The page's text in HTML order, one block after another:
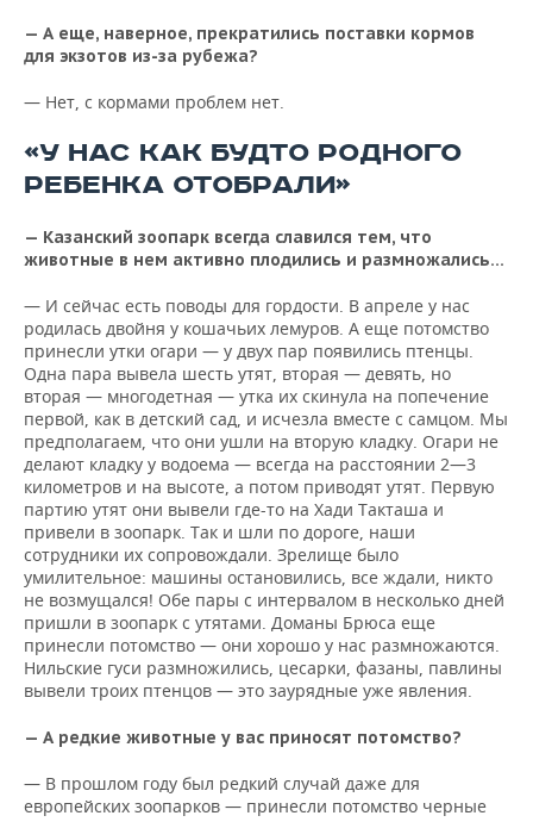
— А еще, наверное, прекратились поставки кормов
для экзотов из-за рубежа?
— Нет, с кормами проблем нет.
«У НАС КАК БУДТО РОДНОГО
РЕБЕНКА ОТОБРАЛИ»
— Казанский зоопарк всегда славился тем, что
животные в нем активно плодились и размножались…
— И сейчас есть поводы для гордости. В апреле у нас
родилась двойня у кошачьих лемуров. А еще потомство
принесли утки огари — у двух пар появились птенцы.
Одна пара вывела шесть утят, вторая — девять, но
вторая — многодетная — утка их скинула на попечение
первой, как в детский сад, и исчезла вместе с самцом. Мы
предполагаем, что они ушли на вторую кладку. Огари не
делают кладку у водоема — всегда на расстоянии 2—3
километров и на высоте, а потом приводят утят. Первую
партию утят они вывели где-то на Хади Такташа и
привели в зоопарк. Так и шли по дороге, наши
сотрудники их сопровождали. Зрелище было
умилительное: машины остановились, все ждали, никто
не возмущался! Обе пары с интервалом в несколько дней
пришли в зоопарк с утятами. Доманы Брюса еще
принесли потомство — они хорошо у нас размножаются.
Нильские гуси размножились, цесарки, фазаны, павлины
вывели троих птенцов — это заурядные уже явления.
— А редкие животные у вас приносят потомство?
— В прошлом году был редкий случай даже для
европейских зоопарков — принесли потомство черные